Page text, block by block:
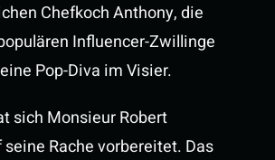
Chefkoch Anthony, die
Influencer-Zwillinge
Pop-Diva im Visier.
sich Monsieur Robert
Rache vorbereitet. Das